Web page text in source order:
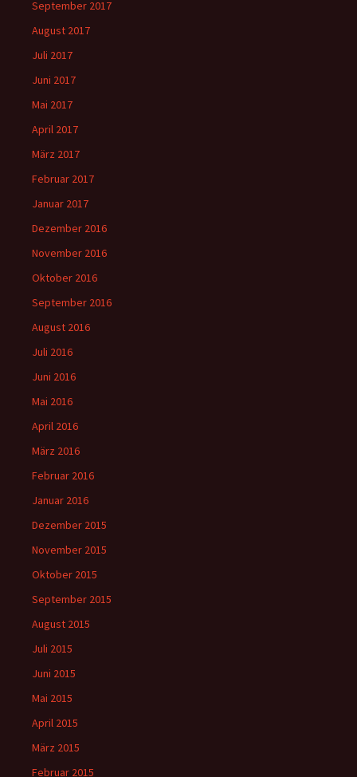
September 2017
August 2017
Juli 2017
Juni 2017
Mai 2017
April 2017
März 2017
Februar 2017
Januar 2017
Dezember 2016
November 2016
Oktober 2016
September 2016
August 2016
Juli 2016
Juni 2016
Mai 2016
April 2016
März 2016
Februar 2016
Januar 2016
Dezember 2015
November 2015
Oktober 2015
September 2015
August 2015
Juli 2015
Juni 2015
Mai 2015
April 2015
März 2015
Februar 2015